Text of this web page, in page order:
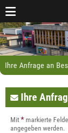
Ihre Anfrage an
Ihre
Mit* markierte
angegeben werden.